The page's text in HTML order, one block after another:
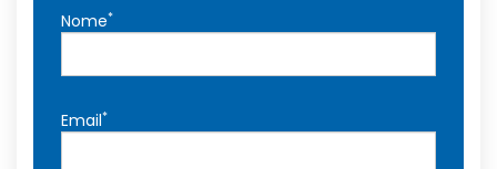
Nome*
Email*